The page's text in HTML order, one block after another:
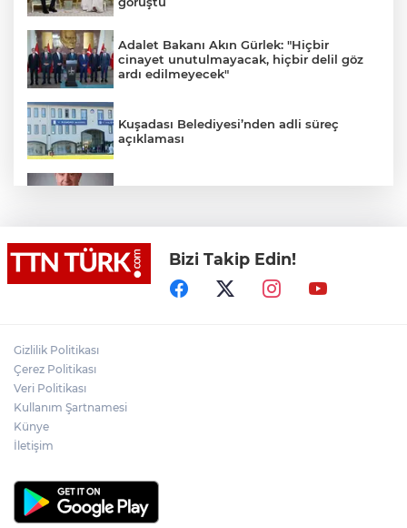
Adalet Bakanı Akın Gürlek: "Hiçbir
cinayet unutulmayacak, hiçbir delil göz
ardı edilmeyecek"
Kuşadası Belediyesi’nden adli süreç
açıklaması
Yeni aldığı motosikletle kaza yapan genç
gözyaşları arasında toprağa verildi
Cumhurbaşkanı Erdoğan, Suudi
Bizi Takip Edin!
Gizlilik Politikası
Çerez Politikası
Veri Politikası
Kullanım Şartnamesi
Künye
İletişim